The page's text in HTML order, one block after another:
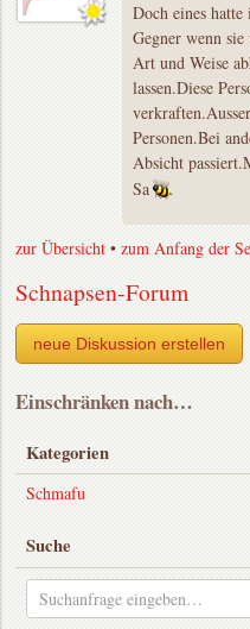
Doch eines
Gegner wenn
Art und Weise
lassen.Diese
Personen.Bei
Absicht
Sa
zur Übersicht •zum Anfang der
Schnapsen-Forum
neue Diskussion erstellen
Einschränken nach…
Kategorien
Schmafu
Suche